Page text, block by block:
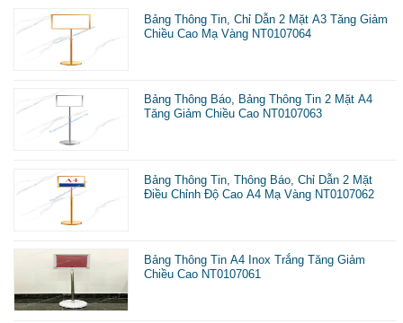
Bảng Thông Tin, Chỉ Dẫn 2 Mặt A3 Tăng Giảm
Chiều Cao Mạ Vàng NT0107064
Bảng Thông Báo, Bảng Thông Tin 2 Mặt A4
Tăng Giảm Chiều Cao NT0107063
Bảng Thông Tin, Thông Báo, Chỉ Dẫn 2 Mặt
Điều Chỉnh Độ Cao A4 Mạ Vàng NT0107062
Bảng Thông Tin A4 Inox Trắng Tăng Giảm
Chiều Cao NT0107061